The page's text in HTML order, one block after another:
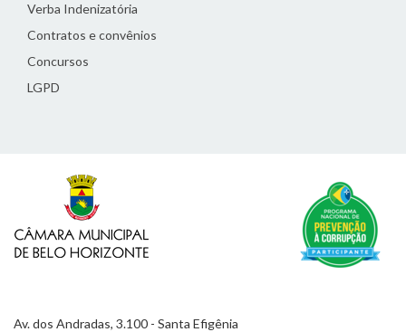
Verba Indenizatória
Contratos e convênios
Concursos
LGPD
Av. dos Andradas, 3.100 - Santa Efigênia